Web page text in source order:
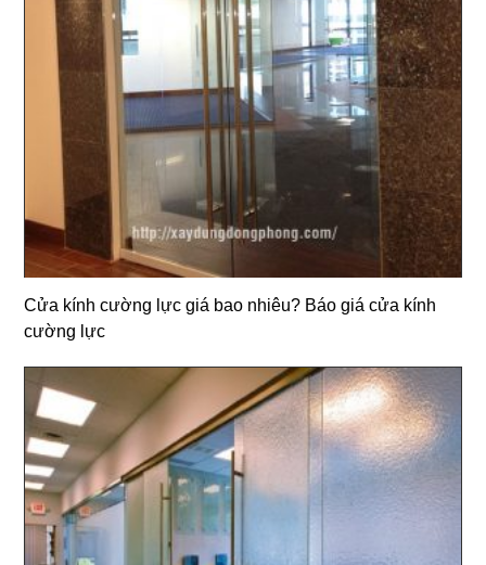
Cửa kính cường lực giá bao nhiêu? Báo giá cửa kính
cường lực